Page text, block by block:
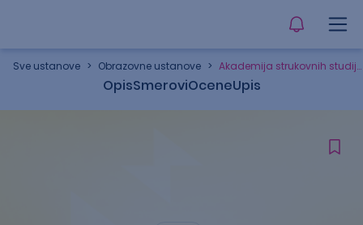
Sve ustanove > Obrazovne ustanove > Akademija strukovnih studija Južna Srbija - Odsek Visoka poslovna škola Leskovac
OpisSmeroviOceneUpis